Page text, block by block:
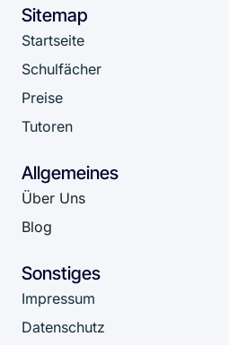
Sitemap
Startseite
Schulfächer
Preise
Tutoren
Allgemeines
Über Uns
Blog
Sonstiges
Impressum
Datenschutz